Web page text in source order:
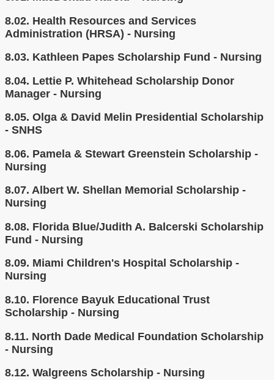
8.02. Health Resources and Services
Administration (HRSA) - Nursing
8.03. Kathleen Papes Scholarship Fund - Nursing
8.04. Lettie P. Whitehead Scholarship Donor
Manager - Nursing
8.05. Olga & David Melin Presidential Scholarship
- SNHS
8.06. Pamela & Stewart Greenstein Scholarship -
Nursing
8.07. Albert W. Shellan Memorial Scholarship -
Nursing
8.08. Florida Blue/Judith A. Balcerski Scholarship
Fund - Nursing
8.09. Miami Children's Hospital Scholarship -
Nursing
8.10. Florence Bayuk Educational Trust
Scholarship - Nursing
8.11. North Dade Medical Foundation Scholarship
- Nursing
8.12. Walgreens Scholarship - Nursing